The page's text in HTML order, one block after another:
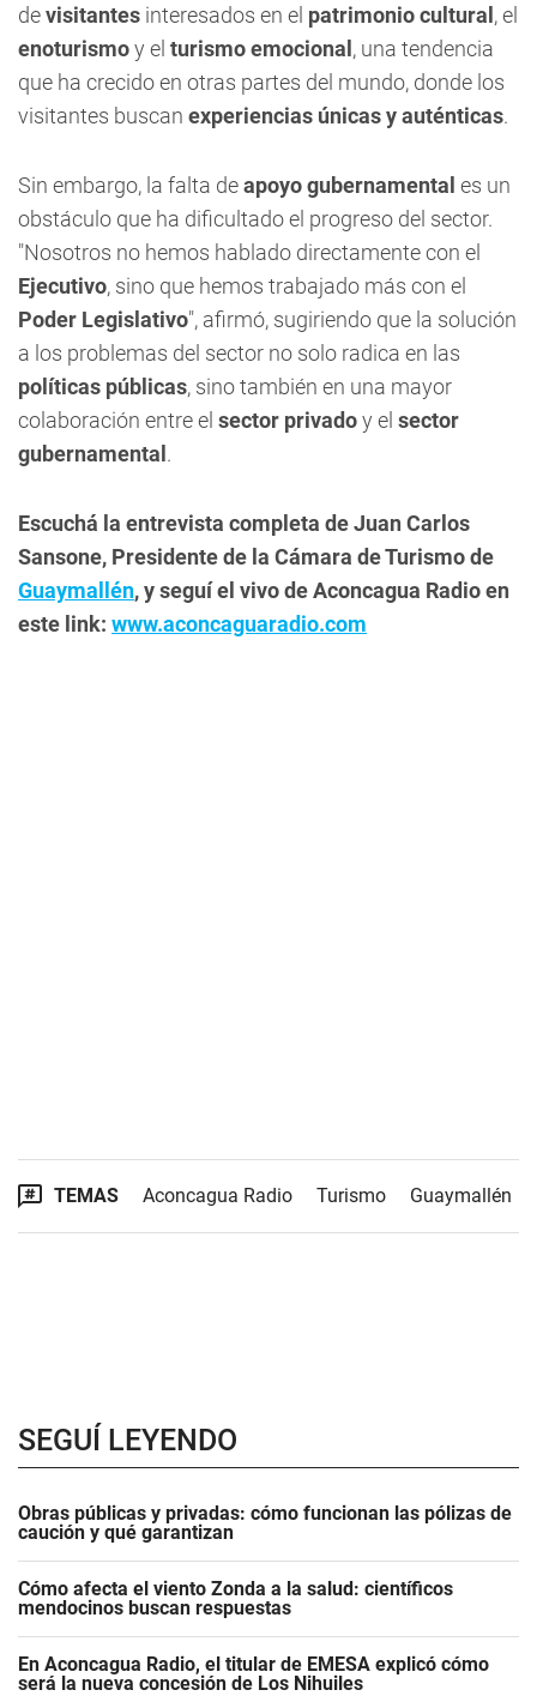
devisitantes interesados en el patrimonio cultural, el
enoturismoy el turismo emocional, una tendencia
que ha crecido en otras partes del mundo, donde los
visitantes buscan experiencias únicas y auténticas.
Sin embargo, la falta deapoyo gubernamental es un
obstáculo que ha dificultado el progreso del sector.
"Nosotros no hemos hablado directamente con el
Ejecutivo, sino que hemos trabajado más con el
Poder Legislativo", afirmó, sugiriendo que la solución
a los problemas del sector no solo radica en las
políticas públicas, sino también en una mayor
colaboración entre el sector privadoy el sector
gubernamental.
Escuchá la entrevista completa de Juan Carlos
Sansone, Presidente de la Cámara de Turismo de
Guaymallén, y seguí el vivo de Aconcagua Radio en
este link: www.aconcaguaradio.com
TEMAS Aconcagua Radio Turismo Guaymallén
SEGUÍ LEYENDO
Obras públicas y privadas: cómo funcionan las pólizas de
caución y qué garantizan
Cómo afecta el viento Zonda a la salud: científicos
mendocinos buscan respuestas
En Aconcagua Radio, el titular de EMESA explicó cómo
será la nueva concesión de Los Nihuiles